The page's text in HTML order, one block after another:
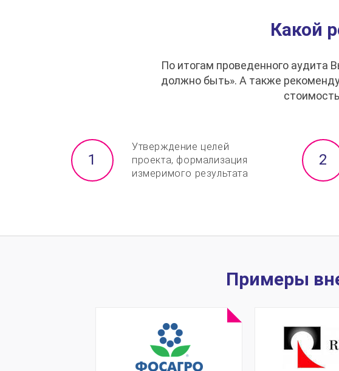
Какой
По итогам проведенного аудита
должно быть». А также
Утверждение целей
проекта, формализация
измеримого результата
Примеры